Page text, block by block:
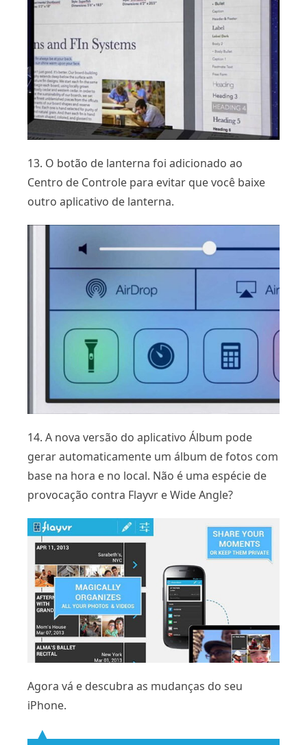
13. O botão de lanterna foi adicionado ao
Centro de Controle para evitar que você baixe
outro aplicativo de lanterna.
14. A nova versão do aplicativo Álbum pode
gerar automaticamente um álbum de fotos com
base na hora e no local. Não é uma espécie de
provocação contra Flayvr e Wide Angle?
Agora vá e descubra as mudanças do seu
iPhone.